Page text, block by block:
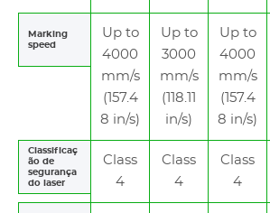
Marking
speed
Up to
4000
mm/s
(157.4
8 in/s)
Up to
3000
mm/s
(118.11
in/s)
Up to
4000
mm/s
(157.4
8 in/s)
Classificaç
ão de
segurança
do laser
Class
4
Class
4
Class
4